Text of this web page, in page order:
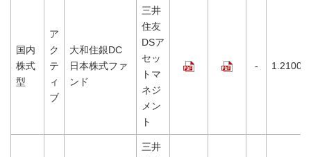
国内
株式
型
ア
ク
テ
ィ
ブ
大和住銀DC
日本株式ファ
ンド
三井
住友
DSア
セッ
トマ
ネジ
メン
ト
- 1.2100%
三井